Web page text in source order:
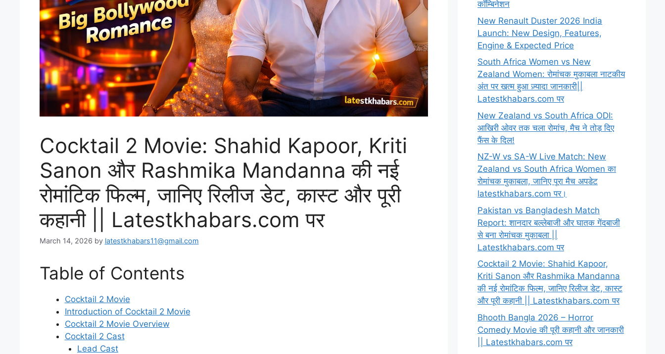
Cocktail 2 Movie: Shahid Kapoor, Kriti
Sanon और Rashmika Mandanna की नई
रोमांटिक फिल्म, जानिए रिलीज डेट, कास्ट और पूरी
कहानी || Latestkhabars.com पर
March 14, 2026 by latestkhabars11@gmail.com
Table of Contents
Cocktail 2 Movie
Introduction of Cocktail 2 Movie
Cocktail 2 Movie Overview
Cocktail 2 Cast
Lead Cast
कॉम्बिनेशन
New Renault Duster 2026 India
Launch: New Design, Features,
Engine & Expected Price
South Africa Women vs New
Zealand Women: रोमांचक मुकाबला नाटकीय
अंत पर खत्म हुआ ज़्यादा जानकारी||
Latestkhabars.com पर
New Zealand vs South Africa ODI:
आखिरी ओवर तक चला रोमांच, मैच ने तोड़ दिए
फैंस के दिल!
NZ-W vs SA-W Live Match: New
Zealand vs South Africa Women का
रोमांचक मुकाबला, जानिए पूरा मैच अपडेट
latestkhabars.com पर।
Pakistan vs Bangladesh Match
Report: शानदार बल्लेबाजी और घातक गेंदबाजी
से बना रोमांचक मुकाबला ||
Latestkhabars.com पर
Cocktail 2 Movie: Shahid Kapoor,
Kriti Sanon और Rashmika Mandanna
की नई रोमांटिक फिल्म, जानिए रिलीज डेट, कास्ट
और पूरी कहानी || Latestkhabars.com पर
Bhooth Bangla 2026 – Horror
Comedy Movie की पूरी कहानी और जानकारी
|| Latestkhabars.com पर